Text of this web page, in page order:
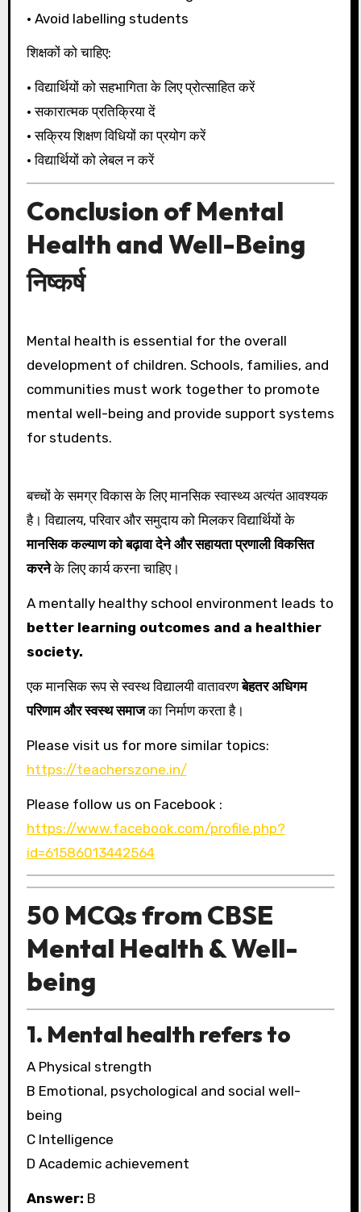
• Avoid labelling students
शिक्षकों को चाहिए:
• विद्यार्थियों को सहभागिता के लिए प्रोत्साहित करें
• सकारात्मक प्रतिक्रिया दें
• सक्रिय शिक्षण विधियों का प्रयोग करें
• विद्यार्थियों को लेबल न करें
Conclusion of Mental
Health and Well-Being
निष्कर्ष
Mental health is essential for the overall
development of children. Schools, families, and
communities must work together to promote
mental well-being and provide support systems
for students.
बच्चों के समग्र विकास के लिए मानसिक स्वास्थ्य अत्यंत आवश्यक
है। विद्यालय, परिवार और समुदाय को मिलकर विद्यार्थियों के
मानसिक कल्याण को बढ़ावा देने और सहायता प्रणाली विकसित
करनेके लिए कार्य करना चाहिए।
A mentally healthy school environment leads to
better learning outcomes and a healthier
society.
एक मानसिक रूप से स्वस्थ विद्यालयी वातावरणबेहतर अधिगम
परिणाम और स्वस्थ समाजका निर्माण करता है।
Please visit us for more similar topics:
https://teacherszone.in/
Please follow us on Facebook :
https://www.facebook.com/profile.php?
id=61586013442564
50 MCQs from CBSE
Mental Health & Well-
being
1. Mental health refers to
A Physical strength
B Emotional, psychological and social well-
being
C Intelligence
D Academic achievement
Answer: B